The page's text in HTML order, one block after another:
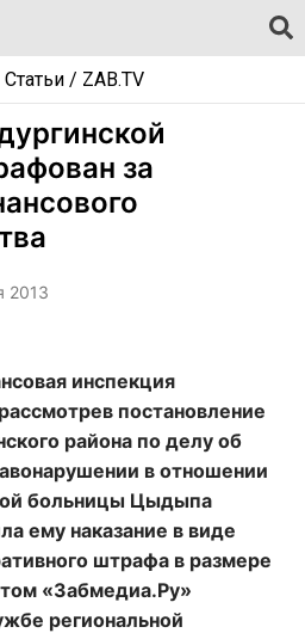
Статьи/ ZAB.TV
за
2013
инспекция
постановление
района по делу об
в отношении
больницы Цыдыпа
ему наказание в виде
штрафа в размере
«Забмедиа.Ру»
региональной